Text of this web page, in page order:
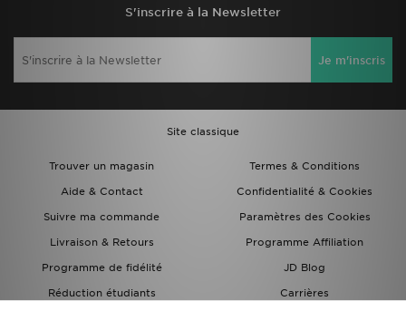
S'inscrire à la Newsletter
Je m'inscris
Site classique
Trouver un magasin
Termes & Conditions
Aide & Contact
Confidentialité & Cookies
Suivre ma commande
Paramètres des Cookies
Livraison & Retours
Programme Affiliation
Programme de fidélité
JD Blog
Réduction étudiants
Carrières
Télécharge l'Appli